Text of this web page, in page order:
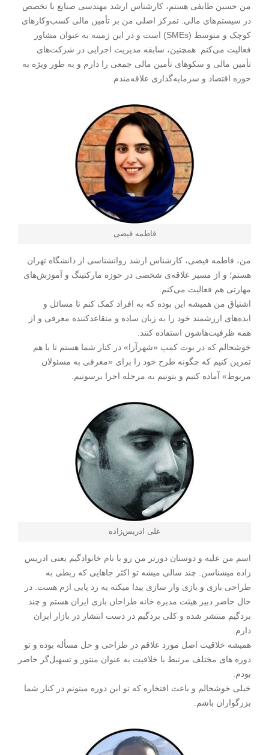
من حسین طایفی هستم، کارشناس ارشد مهندسی صنایع با تخصص
در سیستم‌های مالی. تمرکز اصلی من بر تأمین مالی کسب‌وکارهای
کوچک و متوسط (SMEs) است و در این زمینه به عنوان مشاور
فعالیت می‌کنم. همچنین، سابقه مدیریت اجرایی در شرکت‌های
تأمین مالی و سکوهای تأمین مالی جمعی را دارم و به طور ویژه به
حوزه اقتصاد و سرمایه‌گذاری علاقه‌مندم.
فاطمه فیضی
من، فاطمه فیضی، کارشناس ارشد روانشناسی از دانشگاه تهران
هستم؛ و از مسیر علاقه‌ی شخصی در حوزه مارکتینگ و آموزش‌های
مهارتی هم فعالیت می‌کنم.
اشتیاق من همیشه این بوده که به افراد کمک کنم تا مسائل و
ایده‌های ارزشمند خود را به زبان ساده و متقاعدکننده معرفی و از
همه ظرفیت‌هاشون استفاده کنند.
خوشحالم که در بوت کمپ «شهرآرا» در کنار شما هستم تا با هم
تمرین کنیم که چگونه طرح خود را برای «معرفی به مسئولان
مربوط» آماده کنیم و بتونیم به مرحله اجرا برسونیم.
علی ادریس‌زاده
اسم من علیه و دوستان دورتر من رو با نام خانوادگیم یعنی ادریس
زاده میشناسن. چند سالی میشه تو اکثر جاهایی که ربطی به
طراحی بازی و بازی وار سازی پیدا میکنه یه رد پایی ازم هست. در
حال حاضر دبیر هیئت مدیره خانه طراحان بازی ایران هستم و چند
بردگیم منتشر شده و کلی بردگیم در دست انتشار در بازار ایران
دارم.
همیشه خلاقیت اصل مورد علاقم در طراحی و حل مسأله بوده و تو
دوره های مختلف مرتبط با خلاقیت به عنوان منتور و تسهیل‌گر حاضر
بودم.
خیلی خوشحالم و باعث افتخاره که تو این دوره میتونم در کنار شما
بزرگواران باشم.